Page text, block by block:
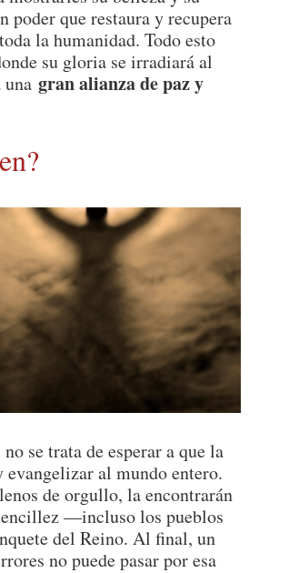
poder que restaura y recupera
la humanidad. Todo esto
su gloria se irradiará al
una gran alianza de paz y
no se trata de esperar a que la
al mundo entero.
de orgullo, la encontrarán
—incluso los pueblos
del Reino. Al final, un
no puede pasar por esa